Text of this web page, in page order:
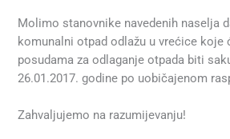
Molimo stanovnike navedenih naselja
komunalni otpad odlažu u vrećice koje
posudama za odlaganje otpada biti
26.01.2017. godine po uobičajenom
Zahvaljujemo na razumijevanju!